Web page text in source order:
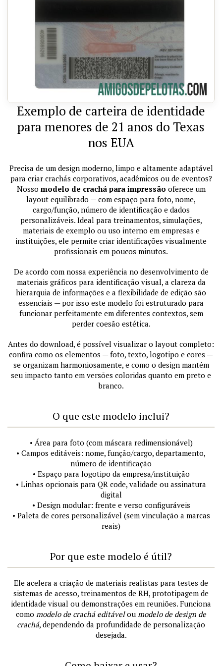
Exemplo de carteira de identidade
para menores de 21 anos do Texas
nos EUA
Precisa de um design moderno, limpo e altamente adaptável
para criar crachás corporativos, acadêmicos ou de eventos?
Nosso modelo de crachá para impressão oferece um
layout equilibrado — com espaço para foto, nome,
cargo/função, número de identificação e dados
personalizáveis. Ideal para treinamentos, simulações,
materiais de exemplo ou uso interno em empresas e
instituições, ele permite criar identificações visualmente
profissionais em poucos minutos.
De acordo com nossa experiência no desenvolvimento de
materiais gráficos para identificação visual, a clareza da
hierarquia de informações e a flexibilidade de edição são
essenciais — por isso este modelo foi estruturado para
funcionar perfeitamente em diferentes contextos, sem
perder coesão estética.
Antes do download, é possível visualizar o layout completo:
confira como os elementos — foto, texto, logotipo e cores —
se organizam harmoniosamente, e como o design mantém
seu impacto tanto em versões coloridas quanto em preto e
branco.
O que este modelo inclui?
• Área para foto (com máscara redimensionável)
• Campos editáveis: nome, função/cargo, departamento,
número de identificação
• Espaço para logotipo da empresa/instituição
• Linhas opcionais para QR code, validade ou assinatura
digital
• Design modular: frente e verso configuráveis
• Paleta de cores personalizável (sem vinculação a marcas
reais)
Por que este modelo é útil?
Ele acelera a criação de materiais realistas para testes de
sistemas de acesso, treinamentos de RH, prototipagem de
identidade visual ou demonstrações em reuniões. Funciona
como modelo de crachá editávelou modelo de design de
crachá, dependendo da profundidade de personalização
desejada.